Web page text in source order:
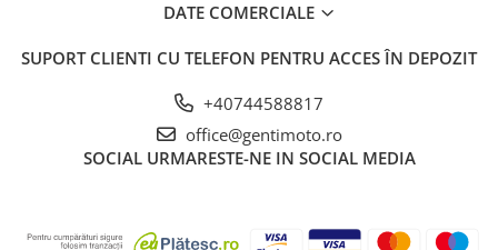
DATE COMERCIALE
SUPORT CLIENTI CU TELEFON PENTRU ACCES ÎN DEPOZIT
+40744588817
office@gentimoto.ro
SOCIAL URMARESTE-NE IN SOCIAL MEDIA